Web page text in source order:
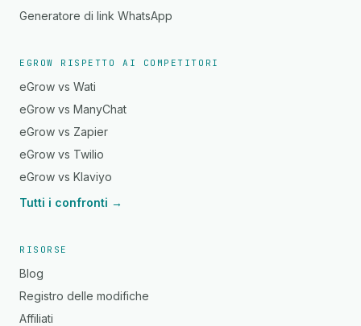
Generatore di link WhatsApp
EGROW RISPETTO AI COMPETITORI
eGrow vs Wati
eGrow vs ManyChat
eGrow vs Zapier
eGrow vs Twilio
eGrow vs Klaviyo
Tutti i confronti →
RISORSE
Blog
Registro delle modifiche
Affiliati